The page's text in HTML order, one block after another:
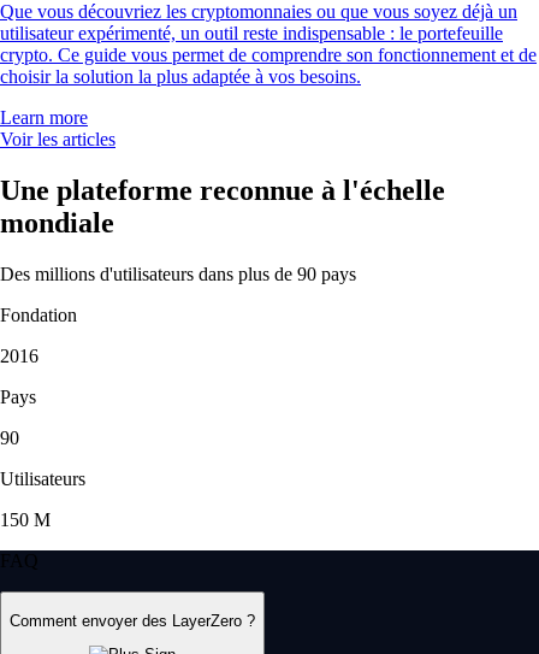
Que vous découvriez les cryptomonnaies ou que vous soyez déjà un
utilisateur expérimenté, un outil reste indispensable : le portefeuille
crypto. Ce guide vous permet de comprendre son fonctionnement et de
choisir la solution la plus adaptée à vos besoins.
Learn more
Voir les articles
Une plateforme reconnue à l'échelle
mondiale
Des millions d'utilisateurs dans plus de 90 pays
Fondation
2016
Pays
90
Utilisateurs
150 M
FAQ
Comment envoyer des LayerZero ?